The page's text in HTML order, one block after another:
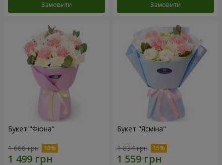
Замовити Замовити
Букет "Фіона"
1 666 грн
Букет "Ясміна"
1 834 грн